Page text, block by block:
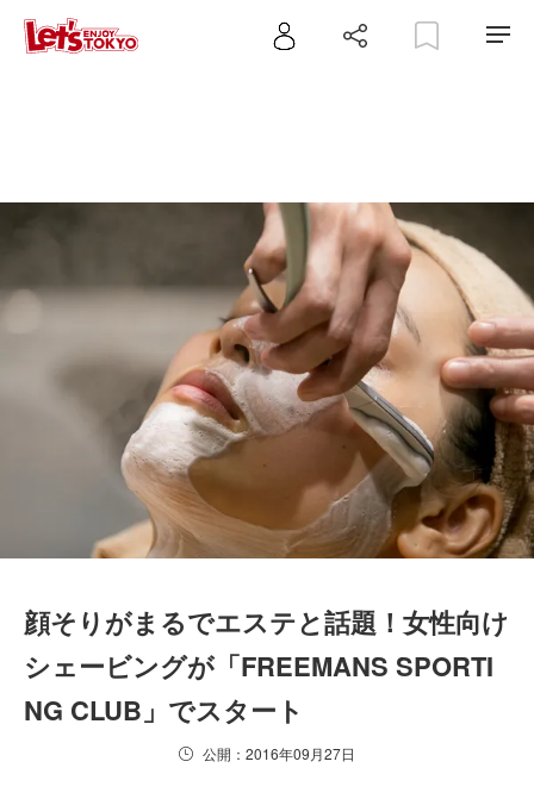
顔そりがまるでエステと話題！女性向け
シェービングが「FREEMANS SPORTI
NG CLUB」でスタート
公開：2016年09月27日